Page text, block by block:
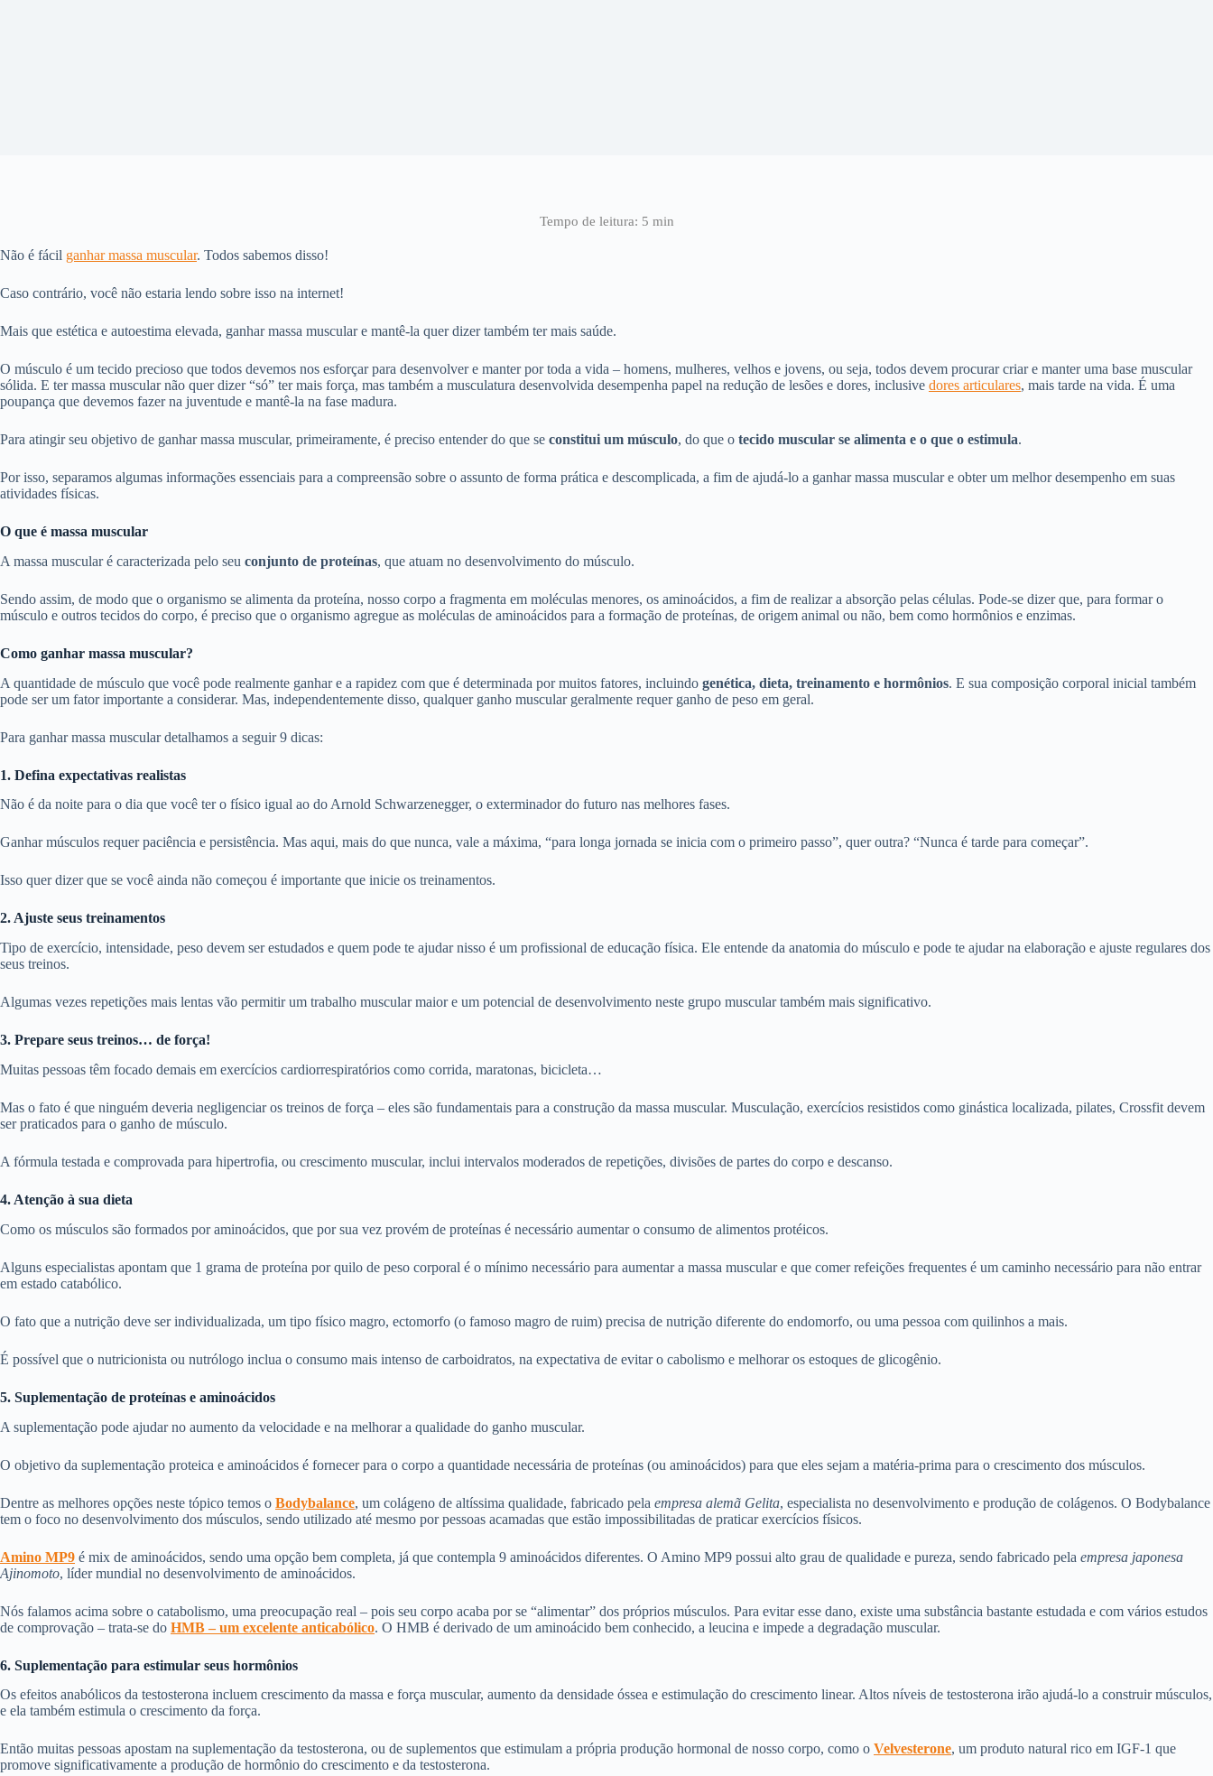
Não é fácil ganhar massa muscular. Todos sabemos disso!
Caso contrário, você não estaria lendo sobre isso na internet!
Mais que estética e autoestima elevada, ganhar massa muscular e mantê-la quer dizer também ter mais saúde.
O músculo é um tecido precioso que todos devemos nos esforçar para desenvolver e manter por toda a vida – homens, mulheres, velhos e jovens, ou seja, todos devem procurar criar e manter uma base muscular
sólida. E ter massa muscular não quer dizer “só” ter mais força, mas também a musculatura desenvolvida desempenha papel na redução de lesões e dores, inclusive dores articulares, mais tarde na vida. É uma
poupança que devemos fazer na juventude e mantê-la na fase madura.
Para atingir seu objetivo de ganhar massa muscular, primeiramente, é preciso entender do que se constitui um músculo, do que o tecido muscular se alimenta e o que o estimula.
Por isso, separamos algumas informações essenciais para a compreensão sobre o assunto de forma prática e descomplicada, a fim de ajudá-lo a ganhar massa muscular e obter um melhor desempenho em suas
atividades físicas.
O que é massa muscular
A massa muscular é caracterizada pelo seu conjunto de proteínas, que atuam no desenvolvimento do músculo.
Sendo assim, de modo que o organismo se alimenta da proteína, nosso corpo a fragmenta em moléculas menores, os aminoácidos, a fim de realizar a absorção pelas células. Pode-se dizer que, para formar o
músculo e outros tecidos do corpo, é preciso que o organismo agregue as moléculas de aminoácidos para a formação de proteínas, de origem animal ou não, bem como hormônios e enzimas.
Como ganhar massa muscular?
A quantidade de músculo que você pode realmente ganhar e a rapidez com que é determinada por muitos fatores, incluindo genética, dieta, treinamento e hormônios. E sua composição corporal inicial também
pode ser um fator importante a considerar. Mas, independentemente disso, qualquer ganho muscular geralmente requer ganho de peso em geral.
Para ganhar massa muscular detalhamos a seguir 9 dicas:
1. Defina expectativas realistas
Não é da noite para o dia que você ter o físico igual ao do Arnold Schwarzenegger, o exterminador do futuro nas melhores fases.
Ganhar músculos requer paciência e persistência. Mas aqui, mais do que nunca, vale a máxima, “para longa jornada se inicia com o primeiro passo”, quer outra? “Nunca é tarde para começar”.
Isso quer dizer que se você ainda não começou é importante que inicie os treinamentos.
2. Ajuste seus treinamentos
Tipo de exercício, intensidade, peso devem ser estudados e quem pode te ajudar nisso é um profissional de educação física. Ele entende da anatomia do músculo e pode te ajudar na elaboração e ajuste regulares dos
seus treinos.
Algumas vezes repetições mais lentas vão permitir um trabalho muscular maior e um potencial de desenvolvimento neste grupo muscular também mais significativo.
3. Prepare seus treinos… de força!
Muitas pessoas têm focado demais em exercícios cardiorrespiratórios como corrida, maratonas, bicicleta…
Mas o fato é que ninguém deveria negligenciar os treinos de força – eles são fundamentais para a construção da massa muscular. Musculação, exercícios resistidos como ginástica localizada, pilates, Crossfit devem
ser praticados para o ganho de músculo.
A fórmula testada e comprovada para hipertrofia, ou crescimento muscular, inclui intervalos moderados de repetições, divisões de partes do corpo e descanso.
4. Atenção à sua dieta
Como os músculos são formados por aminoácidos, que por sua vez provém de proteínas é necessário aumentar o consumo de alimentos protéicos.
Alguns especialistas apontam que 1 grama de proteína por quilo de peso corporal é o mínimo necessário para aumentar a massa muscular e que comer refeições frequentes é um caminho necessário para não entrar
em estado catabólico.
O fato que a nutrição deve ser individualizada, um tipo físico magro, ectomorfo (o famoso magro de ruim) precisa de nutrição diferente do endomorfo, ou uma pessoa com quilinhos a mais.
É possível que o nutricionista ou nutrólogo inclua o consumo mais intenso de carboidratos, na expectativa de evitar o cabolismo e melhorar os estoques de glicogênio.
5. Suplementação de proteínas e aminoácidos
A suplementação pode ajudar no aumento da velocidade e na melhorar a qualidade do ganho muscular.
O objetivo da suplementação proteica e aminoácidos é fornecer para o corpo a quantidade necessária de proteínas (ou aminoácidos) para que eles sejam a matéria-prima para o crescimento dos músculos.
Dentre as melhores opções neste tópico temos o Bodybalance, um colágeno de altíssima qualidade, fabricado pela empresa alemã Gelita, especialista no desenvolvimento e produção de colágenos. O Bodybalance
tem o foco no desenvolvimento dos músculos, sendo utilizado até mesmo por pessoas acamadas que estão impossibilitadas de praticar exercícios físicos.
Amino MP9 é mix de aminoácidos, sendo uma opção bem completa, já que contempla 9 aminoácidos diferentes. O Amino MP9 possui alto grau de qualidade e pureza, sendo fabricado pela empresa japonesa
Ajinomoto, líder mundial no desenvolvimento de aminoácidos.
Nós falamos acima sobre o catabolismo, uma preocupação real – pois seu corpo acaba por se “alimentar” dos próprios músculos. Para evitar esse dano, existe uma substância bastante estudada e com vários estudos
de comprovação – trata-se do HMB – um excelente anticabólico. O HMB é derivado de um aminoácido bem conhecido, a leucina e impede a degradação muscular.
6. Suplementação para estimular seus hormônios
Os efeitos anabólicos da testosterona incluem crescimento da massa e força muscular, aumento da densidade óssea e estimulação do crescimento linear. Altos níveis de testosterona irão ajudá-lo a construir músculos,
e ela também estimula o crescimento da força.
Então muitas pessoas apostam na suplementação da testosterona, ou de suplementos que estimulam a própria produção hormonal de nosso corpo, como o Velvesterone, um produto natural rico em IGF-1 que
promove significativamente a produção de hormônio do crescimento e da testosterona.